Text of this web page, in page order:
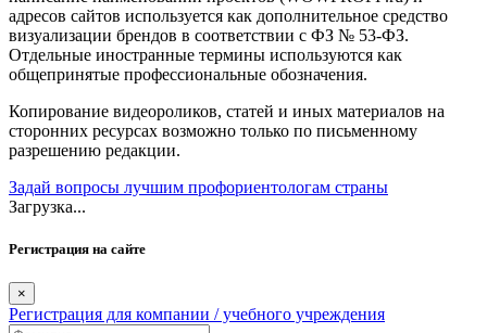
адресов сайтов используется как дополнительное средство
визуализации брендов в соответствии с ФЗ № 53-ФЗ.
Отдельные иностранные термины используются как
общепринятые профессиональные обозначения.
Копирование видеороликов, статей и иных материалов на
сторонних ресурсах возможно только по письменному
разрешению редакции.
Задай вопросы лучшим профориентологам страны
Загрузка...
Регистрация на сайте
×
Регистрация для компании / учебного учреждения